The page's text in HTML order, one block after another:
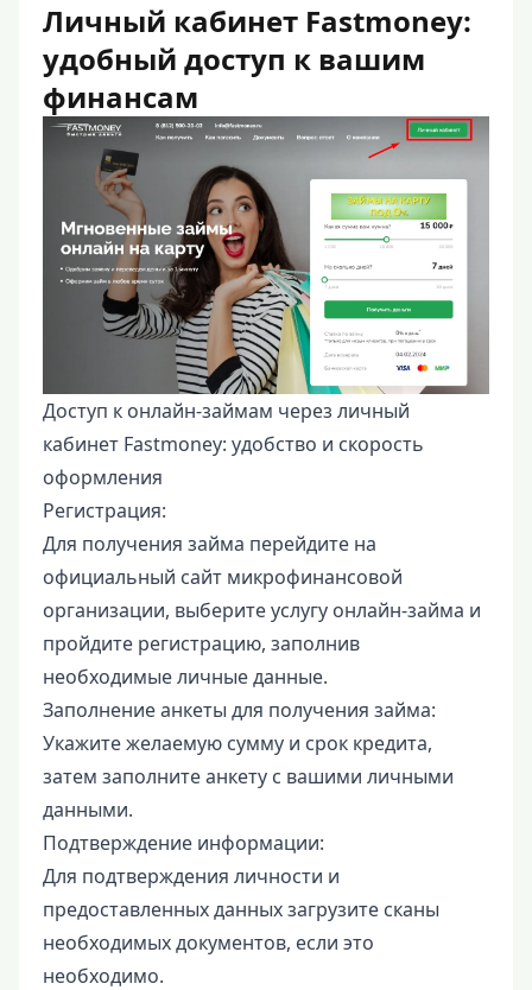
Личный кабинет Fastmoney:
удобный доступ к вашим
финансам
Доступ к онлайн-займам через личный
кабинет Fastmoney: удобство и скорость
оформления
Регистрация:
Для получения займа перейдите на
официальный сайт микрофинансовой
организации, выберите услугу онлайн-займа и
пройдите регистрацию, заполнив
необходимые личные данные.
Заполнение анкеты для получения займа:
Укажите желаемую сумму и срок кредита,
затем заполните анкету с вашими личными
данными.
Подтверждение информации:
Для подтверждения личности и
предоставленных данных загрузите сканы
необходимых документов, если это
необходимо.